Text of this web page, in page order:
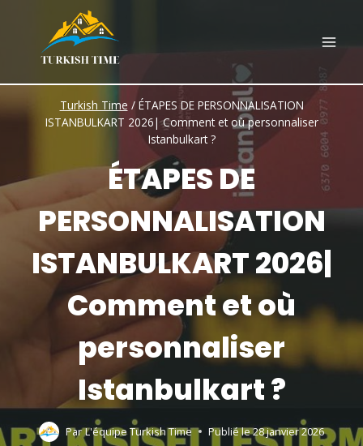
content
Turkish Time / ÉTAPES DE PERSONNALISATION
ISTANBULKART 2026| Comment et où personnaliser
Istanbulkart ?
ÉTAPES DE
PERSONNALISATION
ISTANBULKART 2026|
Comment et où
personnaliser
Istanbulkart ?
ParL'équipe Turkish Time Publié le28 janvier 2026